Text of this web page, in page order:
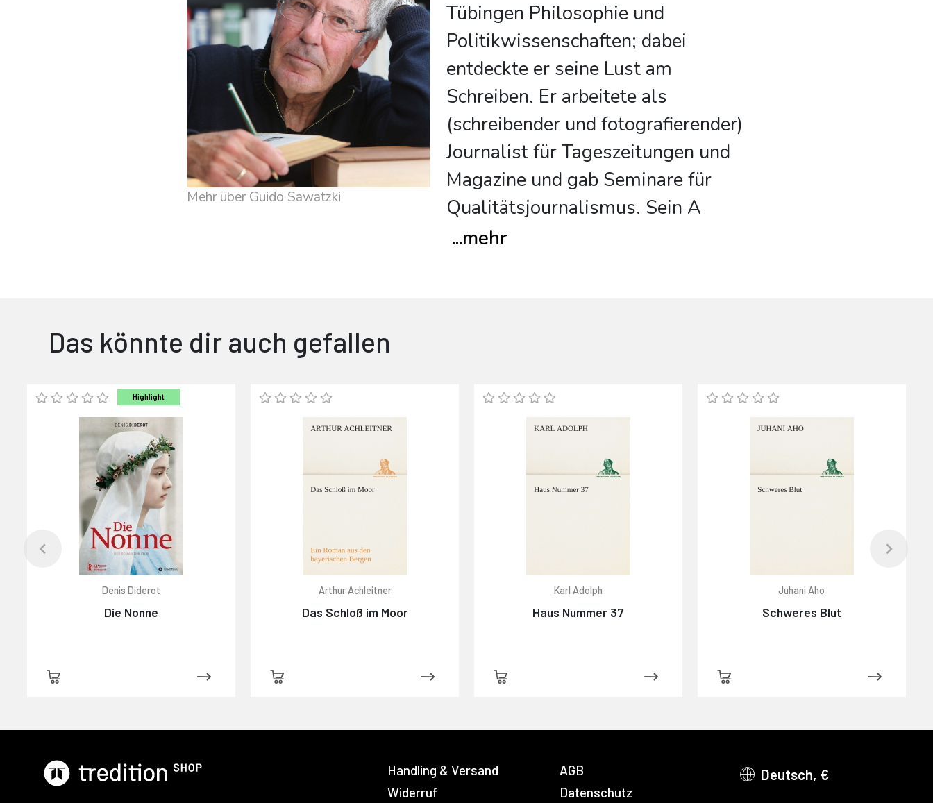
Mehr über Guido Sawatzki
Tübingen Philosophie und
Politikwissenschaften; dabei
entdeckte er seine Lust am
Schreiben. Er arbeitete als
(schreibender und fotografierender)
Journalist für Tageszeitungen und
Magazine und gab Seminare für
Qualitätsjournalismus. Sein A
...mehr
Das könnte dir auch gefallen
Highlight
Denis Diderot
Die Nonne
Arthur Achleitner
Das Schloß im Moor
Karl Adolph
Haus Nummer 37
Juhani Aho
Schweres Blut
Handling & Versand
Widerruf
AGB
Datenschutz
Deutsch, €